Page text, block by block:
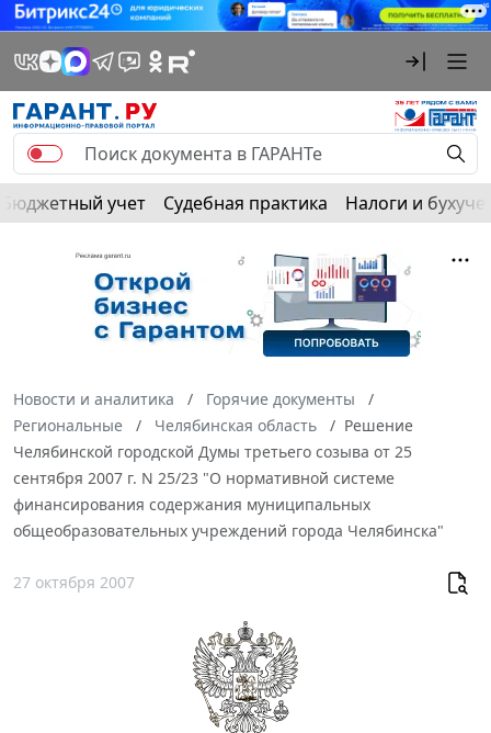
Бюджетный учет Судебная практика Налоги и
Новости и аналитика
Горячие документы
Региональные
Челябинская область
Решение
Челябинской городской Думы третьего созыва от 25
сентября 2007 г. N 25/23 "О нормативной системе
финансирования содержания муниципальных
общеобразовательных учреждений города Челябинска"
27 октября 2007